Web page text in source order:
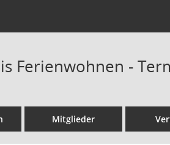
Ferienwohnen -
Mitglieder